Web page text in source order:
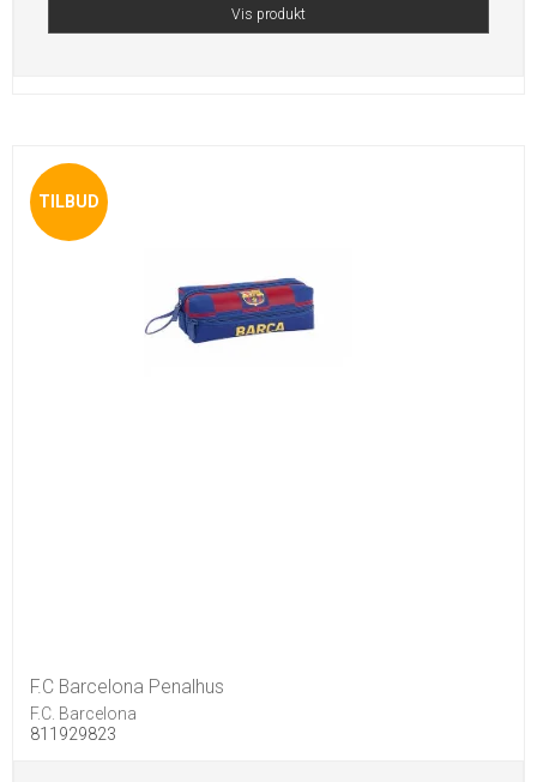
Vis produkt
TILBUD
F.C Barcelona Penalhus
F.C. Barcelona
811929823